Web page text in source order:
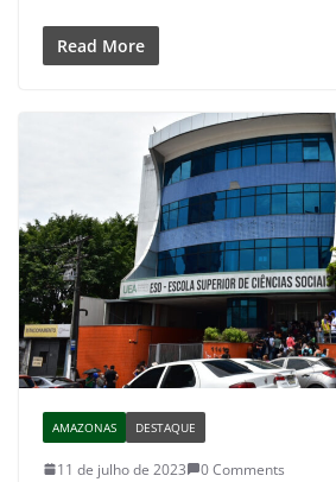
Read More
AMAZONAS DESTAQUE
11 de julho de 2023
0 Comments